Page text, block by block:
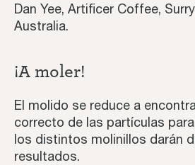
Dan Yee, Artificer Coffee,
Australia.
¡A moler!
El molido se reduce a
correcto de las partículas
los distintos molinillos darán
resultados.